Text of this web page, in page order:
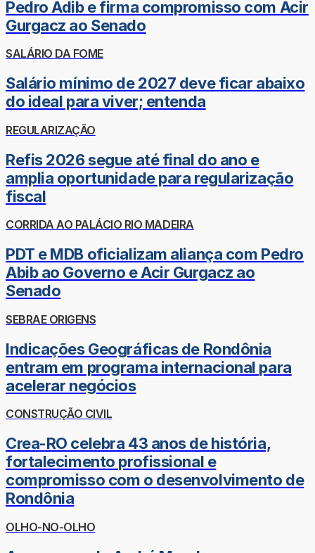
Pedro Adib e firma compromisso com Acir
Gurgacz ao Senado
SALÁRIO DA FOME
Salário mínimo de 2027 deve ficar abaixo
do ideal para viver; entenda
REGULARIZAÇÃO
Refis 2026 segue até final do ano e
amplia oportunidade para regularização
fiscal
CORRIDA AO PALÁCIO RIO MADEIRA
PDT e MDB oficializam aliança com Pedro
Abib ao Governo e Acir Gurgacz ao
Senado
SEBRAE ORIGENS
Indicações Geográficas de Rondônia
entram em programa internacional para
acelerar negócios
CONSTRUÇÃO CIVIL
Crea-RO celebra 43 anos de história,
fortalecimento profissional e
compromisso com o desenvolvimento de
Rondônia
OLHO-NO-OLHO